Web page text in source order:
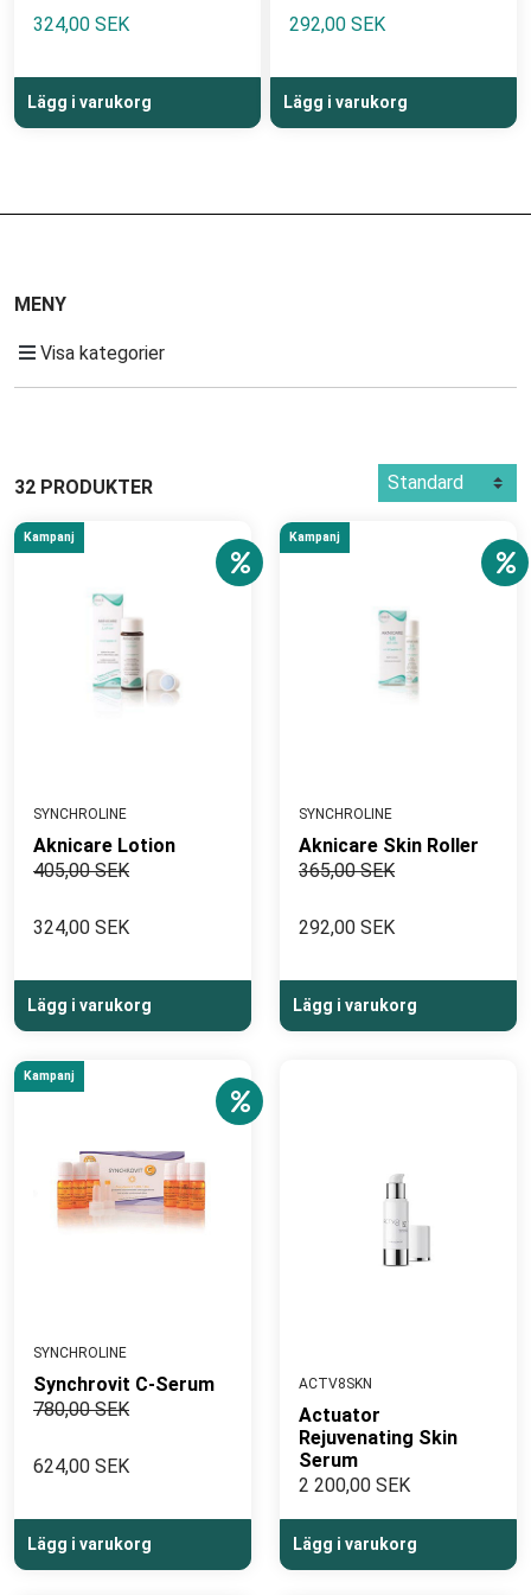
324,00 SEK
Lägg i varukorg
292,00 SEK
Lägg i varukorg
MENY
Visa kategorier
32 PRODUKTER
Kampanj
SYNCHROLINE
Aknicare Lotion
405,00 SEK
324,00 SEK
Lägg i varukorg
Kampanj
SYNCHROLINE
Aknicare Skin Roller
365,00 SEK
292,00 SEK
Lägg i varukorg
Kampanj
SYNCHROLINE
Synchrovit C-Serum
780,00 SEK
624,00 SEK
Lägg i varukorg
ACTV8SKN
Actuator
Rejuvenating Skin
Serum
2 200,00 SEK
Lägg i varukorg